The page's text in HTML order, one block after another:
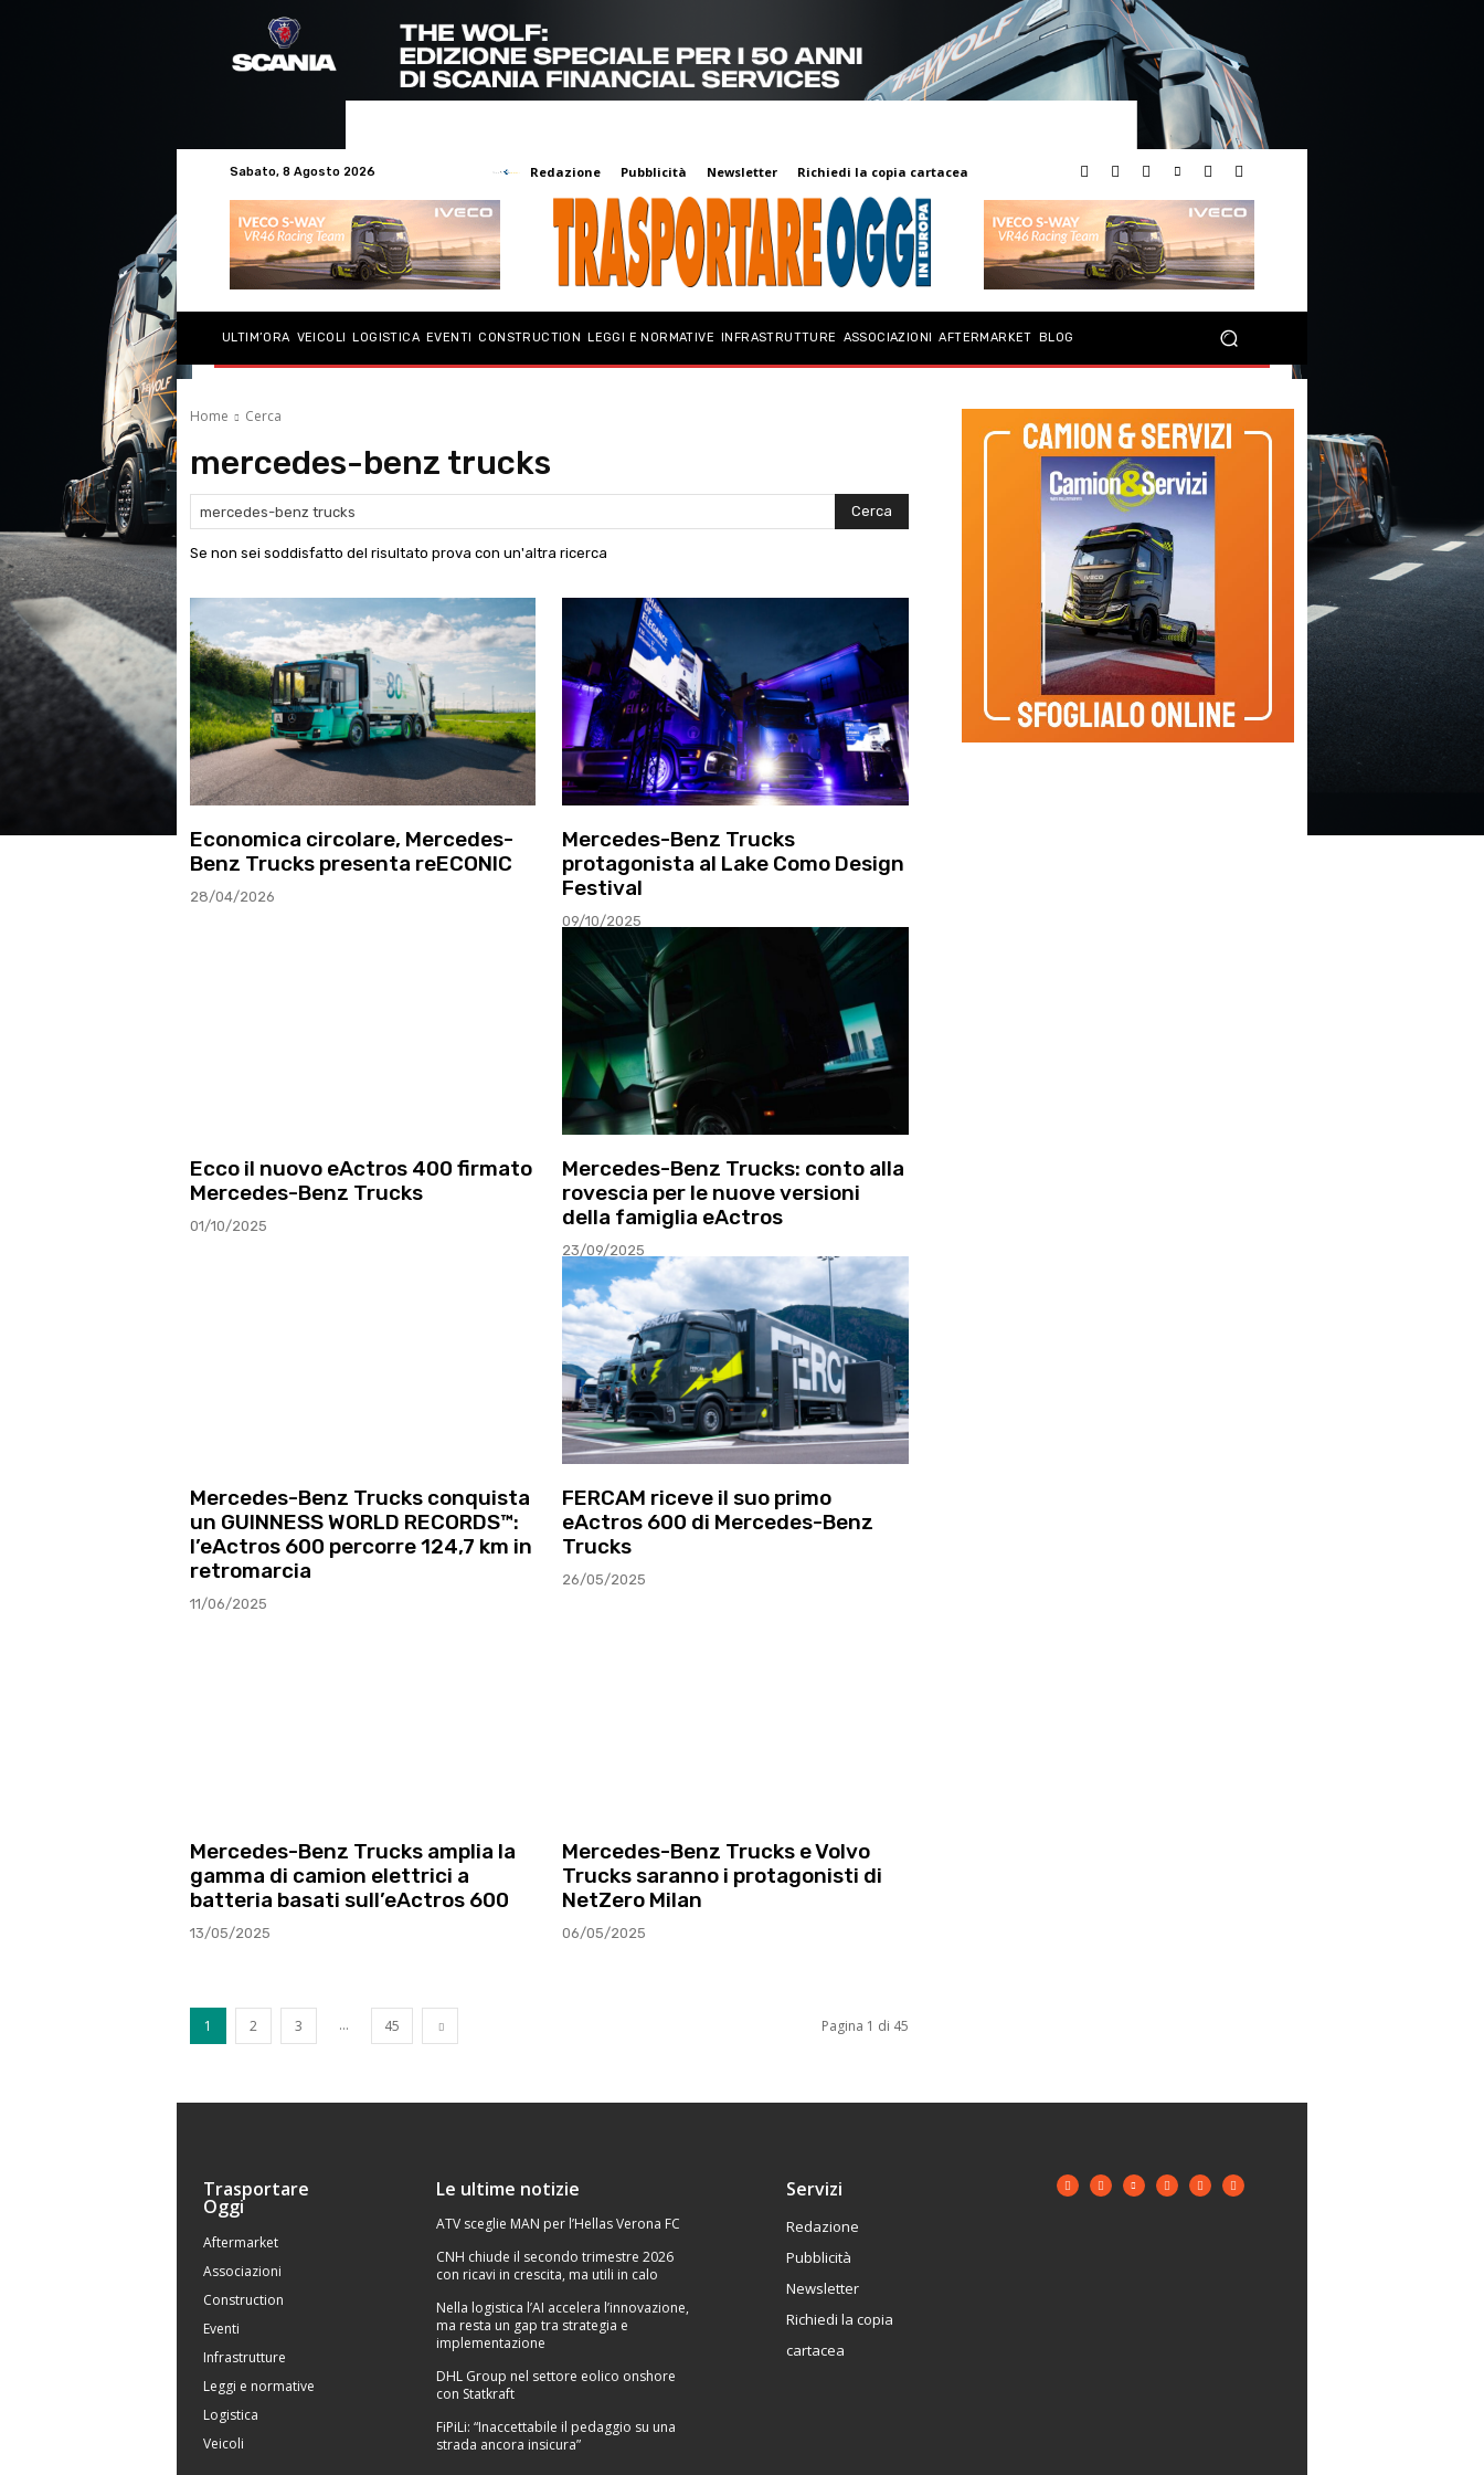
Sabato, 8 Agosto 2026 Redazione Pubblicità Newsletter Richiedi la copia cartacea
ULTIM’ORA VEICOLI LOGISTICA EVENTI CONSTRUCTION LEGGI E NORMATIVE INFRASTRUTTURE ASSOCIAZIONI AFTERMARKET BLOG
Home Cerca
mercedes-benz trucks
Cerca
Se non sei soddisfatto del risultato prova con un'altra ricerca
Economica circolare, Mercedes-
Benz Trucks presenta reECONIC
28/04/2026
Mercedes-Benz Trucks
protagonista al Lake Como Design
Festival
09/10/2025
Ecco il nuovo eActros 400 firmato
Mercedes-Benz Trucks
01/10/2025
Mercedes-Benz Trucks: conto alla
rovescia per le nuove versioni
della famiglia eActros
23/09/2025
Mercedes-Benz Trucks conquista
un GUINNESS WORLD RECORDS™:
l’eActros 600 percorre 124,7 km in
retromarcia
11/06/2025
FERCAM riceve il suo primo
eActros 600 di Mercedes-Benz
Trucks
26/05/2025
Mercedes-Benz Trucks amplia la
gamma di camion elettrici a
batteria basati sull’eActros 600
13/05/2025
Mercedes-Benz Trucks e Volvo
Trucks saranno i protagonisti di
NetZero Milan
06/05/2025
1 2 3 ... 45 Pagina 1 di 45
Trasportare
Oggi
Aftermarket
Associazioni
Construction
Eventi
Infrastrutture
Leggi e normative
Logistica
Veicoli
Le ultime notizie
ATV sceglie MAN per l’Hellas Verona FC
CNH chiude il secondo trimestre 2026
con ricavi in crescita, ma utili in calo
Nella logistica l’AI accelera l’innovazione,
ma resta un gap tra strategia e
implementazione
DHL Group nel settore eolico onshore
con Statkraft
FiPiLi: “Inaccettabile il pedaggio su una
strada ancora insicura”
Servizi
Redazione
Pubblicità
Newsletter
Richiedi la copia
cartacea